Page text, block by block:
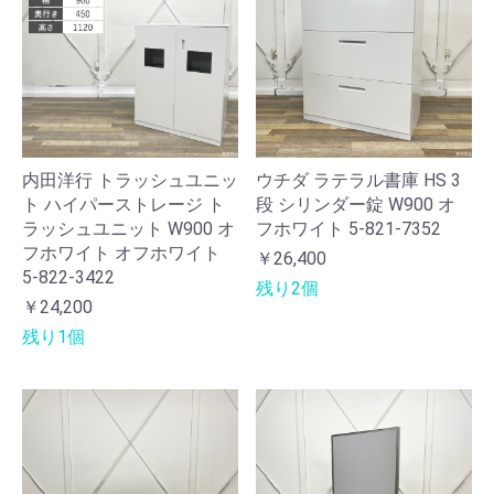
内田洋行 トラッシュユニッ
ト ハイパーストレージ ト
ラッシュユニット W900 オ
フホワイト オフホワイト
5-822-3422
￥24,200
残り1個
ウチダ ラテラル書庫 HS 3
段 シリンダー錠 W900 オ
フホワイト 5-821-7352
￥26,400
残り2個